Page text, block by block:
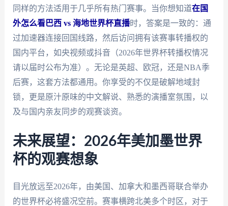
同样的方法适用于几乎所有热门赛事。当你想知道在国
外怎么看巴西 vs 海地世界杯直播时，答案是一致的：通
过加速器连接回国线路，然后访问拥有该赛事转播权的
国内平台，如央视频或抖音（2026年世界杯转播权情况
请以届时公布为准）。无论是英超、欧冠，还是NBA季
后赛，这套方法都通用。你享受的不仅是破解地域封
锁，更是原汁原味的中文解说、熟悉的演播室氛围，以
及与国内亲友同步的观赛谈资。
未来展望：2026年美加墨世界
杯的观赛想象
目光放远至2026年，由美国、加拿大和墨西哥联合举办
的世界杯必将盛况空前。赛事横跨北美多个时区，对于